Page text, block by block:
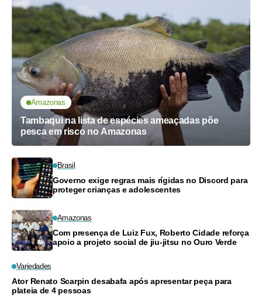
Amazonas
Tambaqui na lista de espécies ameaçadas põe
pesca em risco no Amazonas
Brasil
Governo exige regras mais rígidas no Discord para
proteger crianças e adolescentes
Amazonas
Com presença de Luiz Fux, Roberto Cidade reforça
apoio a projeto social de jiu-jitsu no Ouro Verde
Variedades
Ator Renato Scarpin desabafa após apresentar peça para
plateia de 4 pessoas